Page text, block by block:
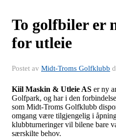
To golfbiler er
for utleie
Postet av Midt-Troms Golfklubb
Kiil Maskin & Utleie AS er ny
Golfpark, og har i den
som Midt-Troms Golfklubb
omgang være tilgjengelig i
klubbturneringer vil bilene bare
særskilte behov.